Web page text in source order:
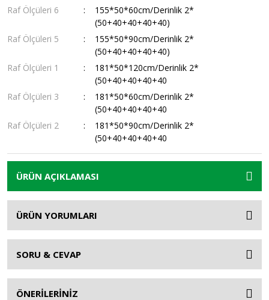
Raf Ölçüleri 6
155*50*60cm/Derinlik 2*
(50+40+40+40+40)
Raf Ölçüleri 5
155*50*90cm/Derinlik 2*
(50+40+40+40+40)
Raf Ölçüleri 1
181*50*120cm/Derinlik 2*
(50+40+40+40+40
Raf Ölçüleri 3
181*50*60cm/Derinlik 2*
(50+40+40+40+40
Raf Ölçüleri 2
181*50*90cm/Derinlik 2*
(50+40+40+40+40
ÜRÜN AÇIKLAMASI
ÜRÜN YORUMLARI
SORU & CEVAP
ÖNERİLERİNİZ